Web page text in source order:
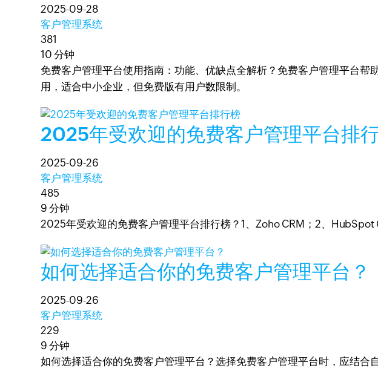
2025-09-28
客户管理系统
381
10 分钟
免费客户管理平台使用指南：功能、优缺点全解析？免费客户管理平台
用，适合中小企业，但免费版有用户数限制。
2025年受欢迎的免费客户管理平台排
2025-09-26
客户管理系统
485
9 分钟
2025年受欢迎的免费客户管理平台排行榜？1、Zoho CRM；2、
如何选择适合你的免费客户管理平台？
2025-09-26
客户管理系统
229
9 分钟
如何选择适合你的免费客户管理平台？选择免费客户管理平台时，应结